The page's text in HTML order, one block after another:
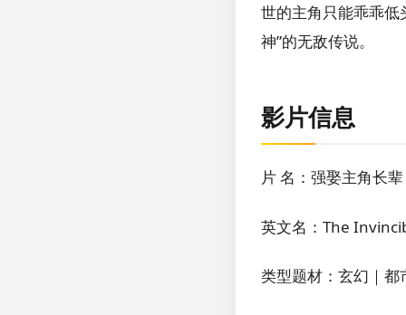
世的主角只能乖乖低
神”的无敌传说。
影片信息
片 名：强娶主角长
英文名：The
类型题材：玄幻｜都